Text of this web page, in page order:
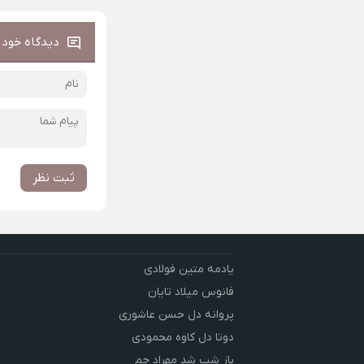
دیدگاه خود
ثبت نظر
یادمه متین فولادی
فانوس میلاد تایان
پروانه دل حسن عاشوری
دوتا دل کاوه محمودی
باز شب شد مهراد جم